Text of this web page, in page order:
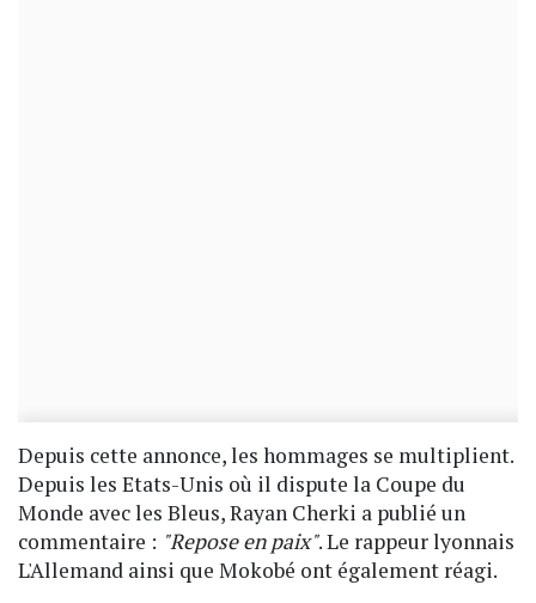
Depuis cette annonce, les hommages se multiplient.
Depuis les Etats-Unis où il dispute la Coupe du
Monde avec les Bleus, Rayan Cherki a publié un
commentaire : "Repose en paix". Le rappeur lyonnais
L'Allemand ainsi que Mokobé ont également réagi.